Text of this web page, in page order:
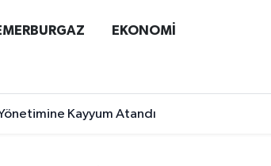
EKONOMİ
Kayyum Atandı